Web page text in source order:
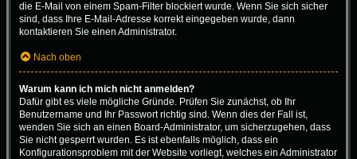
die E-Mail von einem Spam-Filter blockiert wurde. Wenn Sie sich sicher
sind, dass Ihre E-Mail-Adresse korrekt eingegeben wurde, dann
kontaktieren Sie einen Administrator.
Nach oben
Warum kann ich mich nicht anmelden?
Dafür gibt es viele mögliche Gründe. Prüfen Sie zunächst, ob Ihr
Benutzername und Ihr Passwort richtig sind. Wenn dies der Fall ist,
wenden Sie sich an einen Board-Administrator, um sicherzugehen, dass
Sie nicht gesperrt wurden. Es ist ebenfalls möglich, dass ein
Konfigurationsproblem mit der Website vorliegt, welches ein Administrator